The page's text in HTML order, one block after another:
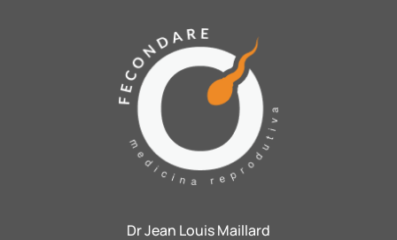
Dr Jean Louis Maillard